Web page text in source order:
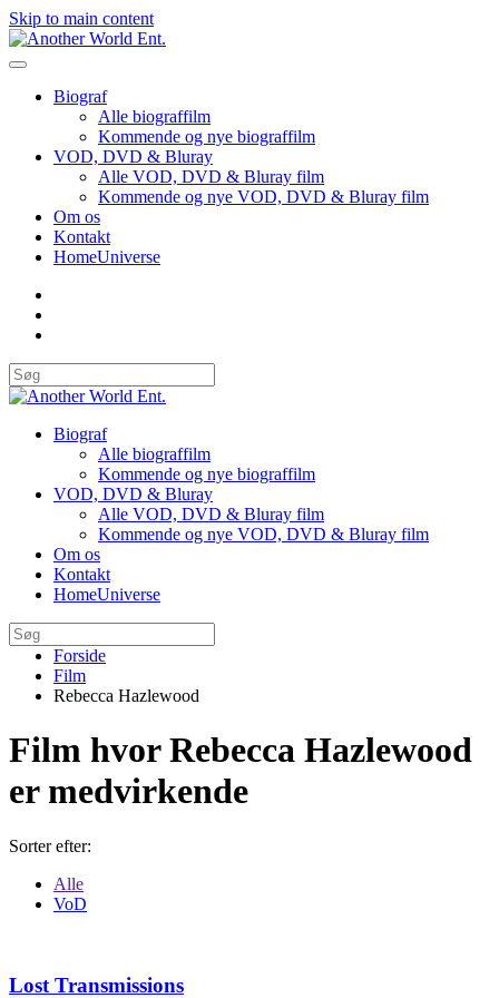
Skip to main content
Biograf
Alle biograffilm
Kommende og nye biograffilm
VOD, DVD & Bluray
Alle VOD, DVD & Bluray film
Kommende og nye VOD, DVD & Bluray film
Om os
Kontakt
HomeUniverse
Biograf
Alle biograffilm
Kommende og nye biograffilm
VOD, DVD & Bluray
Alle VOD, DVD & Bluray film
Kommende og nye VOD, DVD & Bluray film
Om os
Kontakt
HomeUniverse
Forside
Film
Rebecca Hazlewood
Film hvor Rebecca Hazlewood
er medvirkende
Sorter efter:
Alle
VoD
Lost Transmissions